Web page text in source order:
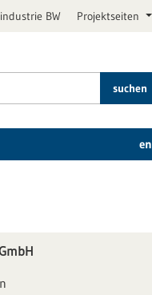
BW Projektseiten
suchen
en